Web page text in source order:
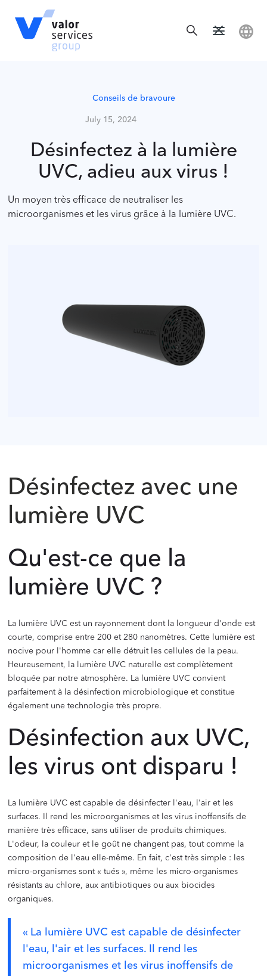
Conseils de bravoure
July 15, 2024
Désinfectez à la lumière
UVC, adieu aux virus !
Un moyen très efficace de neutraliser les
microorganismes et les virus grâce à la lumière UVC.
Désinfectez avec une
lumière UVC
Qu'est-ce que la
lumière UVC ?
La lumière UVC est un rayonnement dont la longueur d'onde est
courte, comprise entre 200 et 280 nanomètres. Cette lumière est
nocive pour l'homme car elle détruit les cellules de la peau.
Heureusement, la lumière UVC naturelle est complètement
bloquée par notre atmosphère. La lumière UVC convient
parfaitement à la désinfection microbiologique et constitue
également une technologie très propre.
Désinfection aux UVC,
les virus ont disparu !
La lumière UVC est capable de désinfecter l'eau, l'air et les
surfaces. Il rend les microorganismes et les virus inoffensifs de
manière très efficace, sans utiliser de produits chimiques.
L'odeur, la couleur et le goût ne changent pas, tout comme la
composition de l'eau elle-même. En fait, c'est très simple : les
micro-organismes sont « tués », même les micro-organismes
résistants au chlore, aux antibiotiques ou aux biocides
organiques.
« La lumière UVC est capable de désinfecter
l'eau, l'air et les surfaces. Il rend les
microorganismes et les virus inoffensifs de